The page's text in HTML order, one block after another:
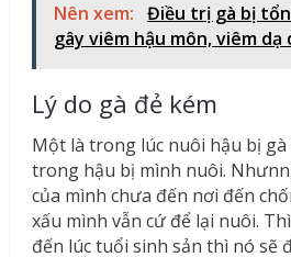
Nên xem: Điều trị gà bị
gây viêm hậu môn, viêm dạ
Lý do gà đẻ kém
Một là trong lúc nuôi hậu bị
trong hậu bị mình nuôi.
của mình chưa đến nơi đến
xấu mình vẫn cứ để lại nuôi.
đến lúc tuổi sinh sản thì nó sẽ